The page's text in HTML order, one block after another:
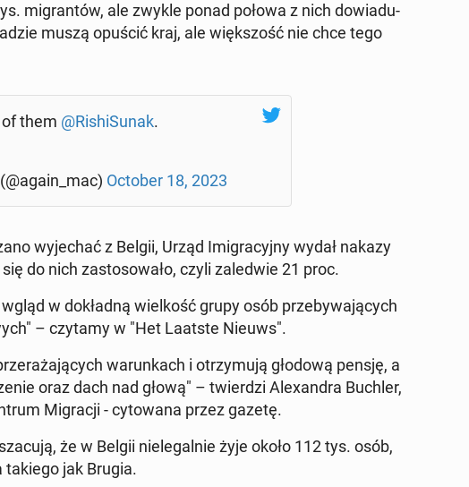
mi­gran­tów, ale zwykle ponad połowa z nich do­wia­du­
muszą opuścić kraj, ale więk­szość nie chce tego
them @Ri­shi­Su­nak⁩.
October 18, 2023
wy­je­chać z Belgii, Urząd Imi­gra­cyj­ny wydał nakazy
do nich za­sto­so­wa­ło, czyli za­le­d­wie 21 proc.
w do­kład­ną wiel­kość grupy osób prze­by­wa­ją­cych
– czytamy w "Het Laatste Nieuws".
wa­run­kach i otrzy­mu­ją głodową pensję, a
oraz dach nad głową" – twier­dzi Ale­xan­dra Buchler,
Mi­gra­cji - cy­to­wa­na przez gazetę.
że w Belgii nie­le­gal­nie żyje około 112 tys. osób,
takiego jak Brugia.